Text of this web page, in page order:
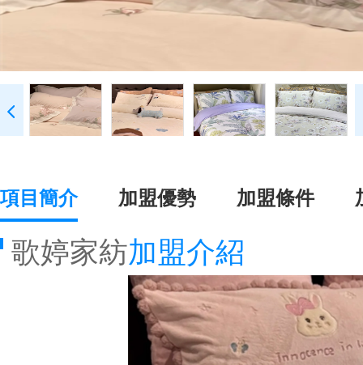
項目簡介 加盟優勢 加盟條件
歌婷家紡加盟介紹